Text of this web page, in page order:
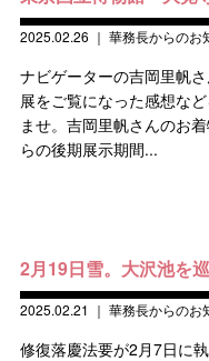
2025.02.26 ｜ 華務長からのお
ナビゲーターの吉岡里帆
展をご覧になった感想な
ませ。吉岡里帆さんのお
らの後期展示期間...
2月19日雪。大沢池を巡
2025.02.21 ｜ 華務長からのお
修復落慶法要が2月7日に